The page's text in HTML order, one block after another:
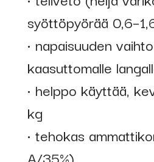
syöttöpyörää
• napaisuuden
kaasuttomalle
• helppo käyttää,
kg
• tehokas